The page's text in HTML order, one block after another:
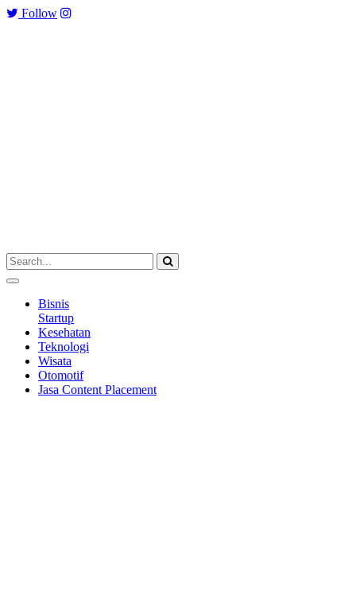
Follow
Bisnis
Startup
Kesehatan
Teknologi
Wisata
Otomotif
Jasa Content Placement